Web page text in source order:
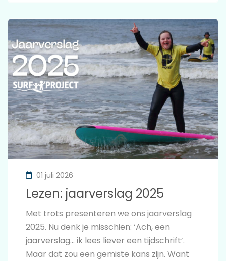
Lezen: jaarverslag 2025
01 juli 2026
Met trots presenteren we ons jaarverslag
2025. Nu denk je misschien: ‘Ach, een
jaarverslag… ik lees liever een tijdschrift’.
Maar dat zou een gemiste kans zijn. Want